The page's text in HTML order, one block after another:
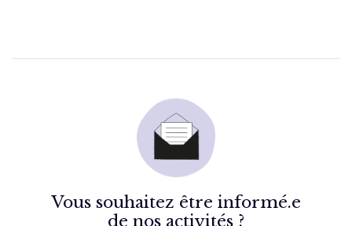
Vous souhaitez être informé.e
de nos activités ?